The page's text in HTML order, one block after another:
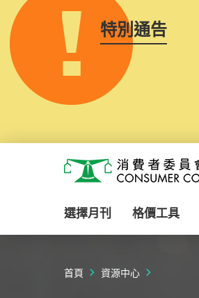
特別通告
消費者委員會
選擇月刊 格價工具
首頁 資源中心